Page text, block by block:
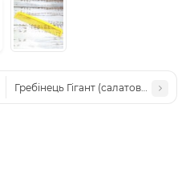
Гребінець Гігант (салатовий)